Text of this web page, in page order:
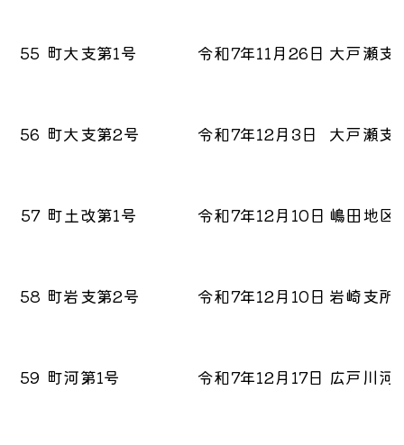
55 町大支第1号 令和7年11月26日 大戸瀬支
56 町大支第2号 令和7年12月3日 大戸瀬支
57 町土改第1号 令和7年12月10日 嶋田地区
58 町岩支第2号 令和7年12月10日 岩崎支所
59 町河第1号 令和7年12月17日 広戸川河